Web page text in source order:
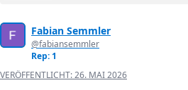
Fabian Semmler
@fabiansemmler
Rep: 1
VERÖFFENTLICHT:26. MAI 2026